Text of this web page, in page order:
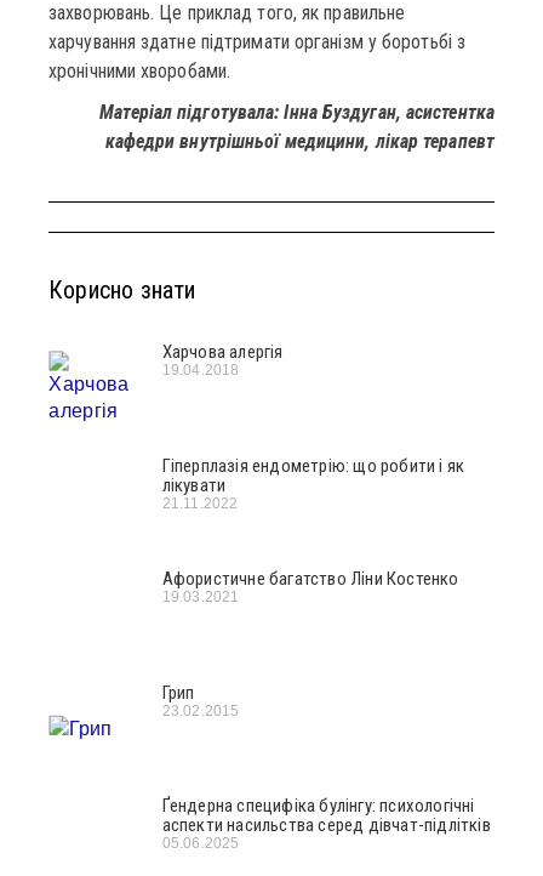
захворювань. Це приклад того, як правильне
харчування здатне підтримати організм у боротьбі з
хронічними хворобами.
Матеріал підготувала: Інна Буздуган, асистентка
кафедри внутрішньої медицини, лікар терапевт
Корисно знати
Харчова алергія
19.04.2018
Гіперплазія ендометрію: що робити і як
лікувати
21.11.2022
Афористичне багатство Ліни Костенко
19.03.2021
Грип
23.02.2015
Ґендерна специфіка булінгу: психологічні
аспекти насильства серед дівчат-підлітків
05.06.2025